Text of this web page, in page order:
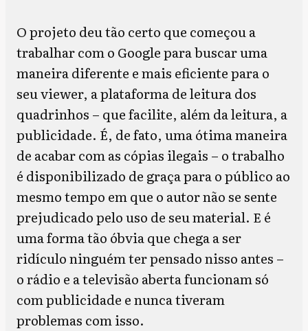
O projeto deu tão certo que começou a
trabalhar com o Google para buscar uma
maneira diferente e mais eficiente para o
seu viewer, a plataforma de leitura dos
quadrinhos – que facilite, além da leitura, a
publicidade. É, de fato, uma ótima maneira
de acabar com as cópias ilegais – o trabalho
é disponibilizado de graça para o público ao
mesmo tempo em que o autor não se sente
prejudicado pelo uso de seu material. E é
uma forma tão óbvia que chega a ser
ridículo ninguém ter pensado nisso antes –
o rádio e a televisão aberta funcionam só
com publicidade e nunca tiveram
problemas com isso.